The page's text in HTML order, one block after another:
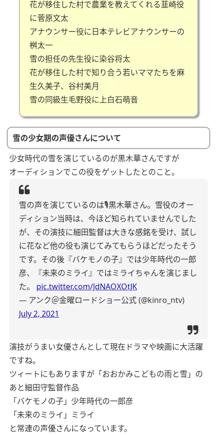
花が移住した村で農業を教えてくれる韮崎役
に菅原文太
アナウンサー役に日本テレビアナウンサーの
桝太一
雪の担任の先生役に染谷将太
花が移住した村で知り合う若いママたちを麻
生久美子、谷村美月
雪の同級生毛野役に上白石萌音
雪の少女期の声優さんについて
少女時代の雪を演じているのが黒木華さんですが
オーディションでこの役をゲットしたとのこと。
雪の声を演じているのは🎙黒木華さん。雪役のオー
ディション当時は、今ほど知られていませんでした
が、その演技に細田監督は大きな感銘を受け、試し
に花など他の役も演じてみてもらうほどだったそう
です。その後『バケモノの子』では少年時代の一郎
彦、『未来のミライ』ではミライちゃんを演じまし
た。 pic.twitter.com/JdNAOXOtJK
— アンク＠金曜ロードショー公式 (@kinro_ntv)
July 2, 2021
演技がうまい女優さんとして現在ドラマや映画に大活躍
ですね。
ツィートにもありますが「おおかみこどもの雨と雪」の
あと細田守監督作品
「バケモノの子」少年時代の一郎彦
「未来のミライ」ミライ
と常連の声優さんになっています。